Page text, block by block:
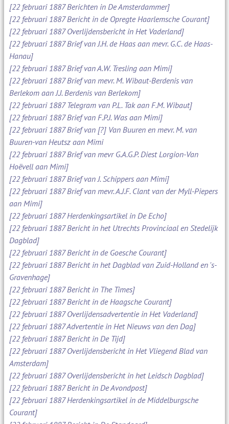
[22 februari 1887 Berichten in De Amsterdammer]
[22 februari 1887 Bericht in de Opregte Haarlemsche Courant]
[22 februari 1887 Overlijdensbericht in Het Vaderland]
[22 februari 1887 Brief van J.H. de Haas aan mevr. G.C. de Haas-
Hanau]
[22 februari 1887 Brief van A.W. Tresling aan Mimi]
[22 februari 1887 Brief van mevr. M. Wibaut-Berdenis van
Berlekom aan J.J. Berdenis van Berlekom]
[22 februari 1887 Telegram van P.L. Tak aan F.M. Wibaut]
[22 februari 1887 Brief van F.P.J. Was aan Mimi]
[22 februari 1887 Brief van [?] Van Buuren en mevr. M. van
Buuren-van Heutsz aan Mimi
[22 februari 1887 Brief van mevr G.A.G.P. Diest Lorgion-Van
Hoëvell aan Mimi]
[22 februari 1887 Brief van J. Schippers aan Mimi]
[22 februari 1887 Brief van mevr. A.J.F. Clant van der Myll-Piepers
aan Mimi]
[22 februari 1887 Herdenkingsartikel in De Echo]
[22 februari 1887 Bericht in het Utrechts Provinciaal en Stedelijk
Dagblad]
[22 februari 1887 Bericht in de Goesche Courant]
[22 februari 1887 Bericht in het Dagblad van Zuid-Holland en 's-
Gravenhage]
[22 februari 1887 Bericht in The Times]
[22 februari 1887 Bericht in de Haagsche Courant]
[22 februari 1887 Overlijdensadvertentie in Het Vaderland]
[22 februari 1887 Advertentie in Het Nieuws van den Dag]
[22 februari 1887 Bericht in De Tijd]
[22 februari 1887 Overlijdensbericht in Het Vliegend Blad van
Amsterdam]
[22 februari 1887 Overlijdensbericht in het Leidsch Dagblad]
[22 februari 1887 Bericht in De Avondpost]
[22 februari 1887 Herdenkingsartikel in de Middelburgsche
Courant]